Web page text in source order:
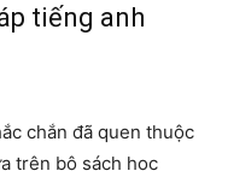
tiếng anh
chắn đã quen thuộc
trên bộ sách học